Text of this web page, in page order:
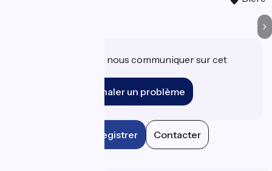
Une information à nous communiquer sur cet
Signaler un problème
Enregistrer Contacter